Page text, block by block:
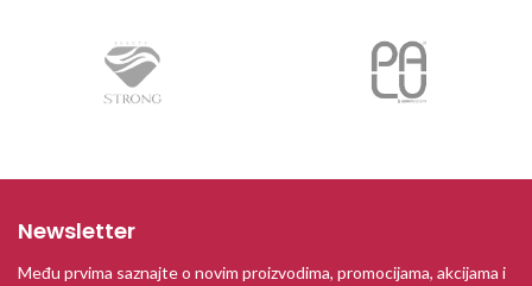
Newsletter
Među prvima saznajte o novim proizvodima, promocijama, akcijama i